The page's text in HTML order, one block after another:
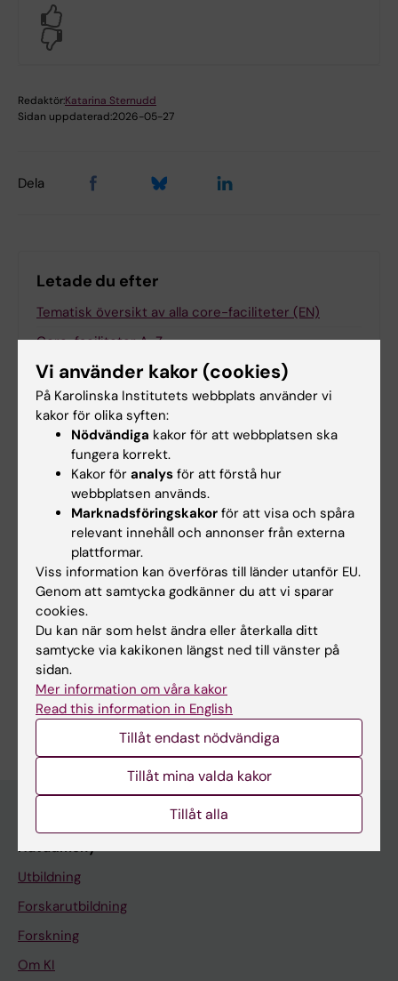
Redaktör:Katarina Sternudd
Sidan uppdaterad:2026-05-27
Dela
Letade du efter
Tematisk översikt av alla core-faciliteter (EN)
Core-faciliteter A-Z
Core-faciliteter listade efter geografisk plats
Nationella och internationella
forskningsinfrastrukturer
Extern användning av KI:s core-faciliteter
Bokningssystemet iLab (EN)
Relaterat
Infrastrukturnämnden på KI
Specialutrustade utbildningslokaler
RIKI – organisation för utvalda core-faciliteter på KI
Huvudmeny
Utbildning
Forskarutbildning
Forskning
Om KI
Vi använder kakor (cookies)
På Karolinska Institutets webbplats använder vi
kakor för olika syften:
Nödvändiga kakor för att webbplatsen ska
fungera korrekt.
Kakor för analys för att förstå hur
webbplatsen används.
Marknadsföringskakor för att visa och spåra
relevant innehåll och annonser från externa
plattformar.
Viss information kan överföras till länder utanför EU.
Genom att samtycka godkänner du att vi sparar
cookies.
Du kan när som helst ändra eller återkalla ditt
samtycke via kakikonen längst ned till vänster på
sidan.
Mer information om våra kakor
Read this information in English
Tillåt endast nödvändiga
Tillåt mina valda kakor
Tillåt alla